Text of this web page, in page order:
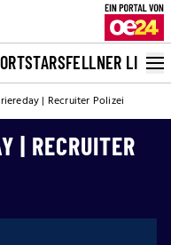
STARSFELLNER LIVE
| Recruiter Polizei
| RECRUITER